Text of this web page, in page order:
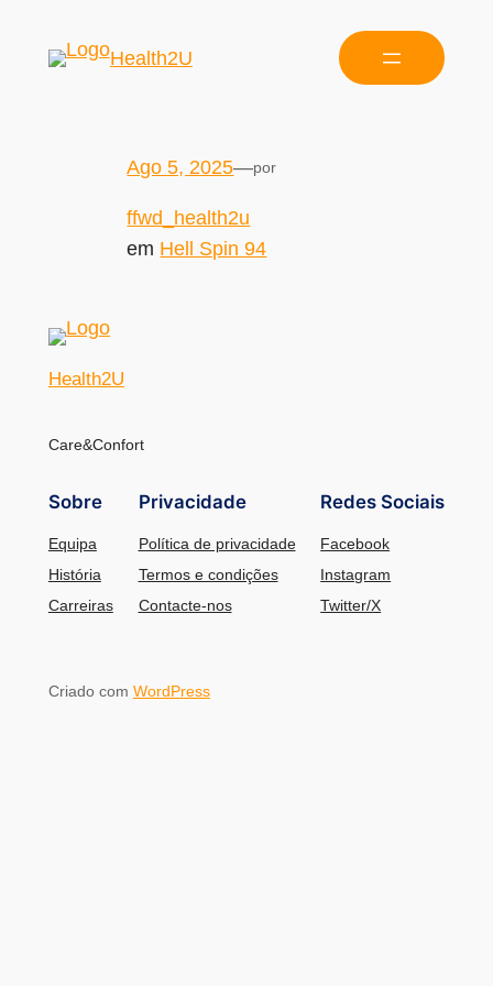
Health2U
Ago 5, 2025—por
ffwd_health2u
em Hell Spin 94
Health2U
Care&Confort
Sobre
Equipa
História
Carreiras
Privacidade
Política de privacidade
Termos e condições
Contacte-nos
Redes Sociais
Facebook
Instagram
Twitter/X
Criado com WordPress